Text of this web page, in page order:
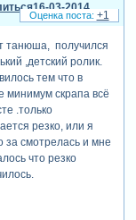
16-03-2014
танюша, получился
,детский ролик.
тем что в
минимум скрапа всё
.только
резко, или я
за смотрелась и мне
что резко
+1